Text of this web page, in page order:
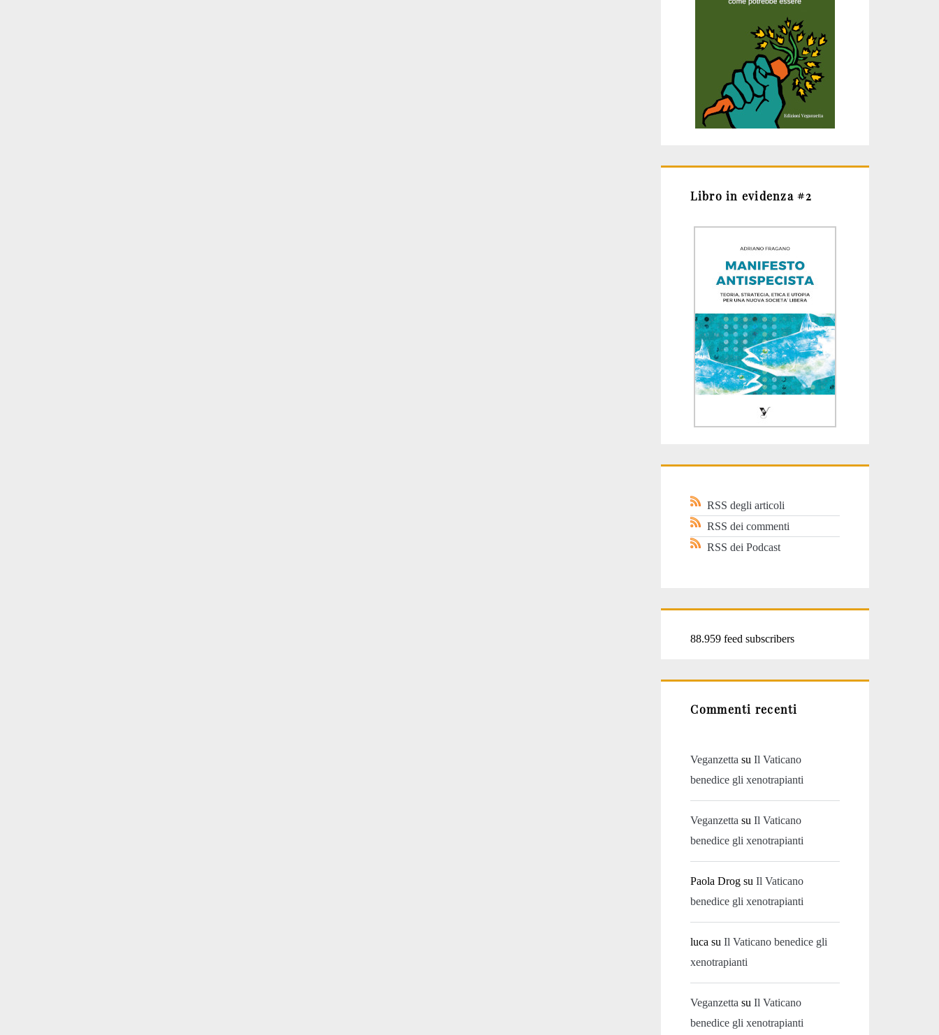
Libro in evidenza #2
RSS degli articoli
RSS dei commenti
RSS dei Podcast
88.959 feed subscribers
Commenti recenti
Veganzetta suIl Vaticano
benedice gli xenotrapianti
Veganzetta suIl Vaticano
benedice gli xenotrapianti
Paola Drog suIl Vaticano
benedice gli xenotrapianti
luca suIl Vaticano benedice gli
xenotrapianti
Veganzetta suIl Vaticano
benedice gli xenotrapianti